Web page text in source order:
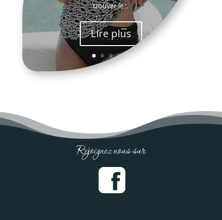
trouver le...
Lire plus
Rejoignez nous sur